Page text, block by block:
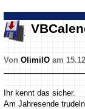
Von OlimilO am
Ihr kennt das sicher.
Am Jahresende